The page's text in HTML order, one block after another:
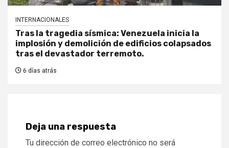
INTERNACIONALES
Tras la tragedia sísmica: Venezuela inicia la
implosión y demolición de edificios colapsados
tras el devastador terremoto.
6 días atrás
Deja una respuesta
Tu dirección de correo electrónico no será